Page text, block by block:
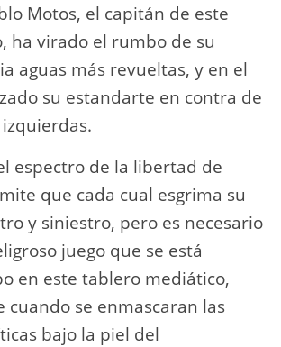
Motos, el capitán de este
ha virado el rumbo de su
aguas más revueltas, y en el
su estandarte en contra de
espectro de la libertad de
que cada cual esgrima su
y siniestro, pero es necesario
juego que se está
en este tablero mediático,
cuando se enmascaran las
bajo la piel del